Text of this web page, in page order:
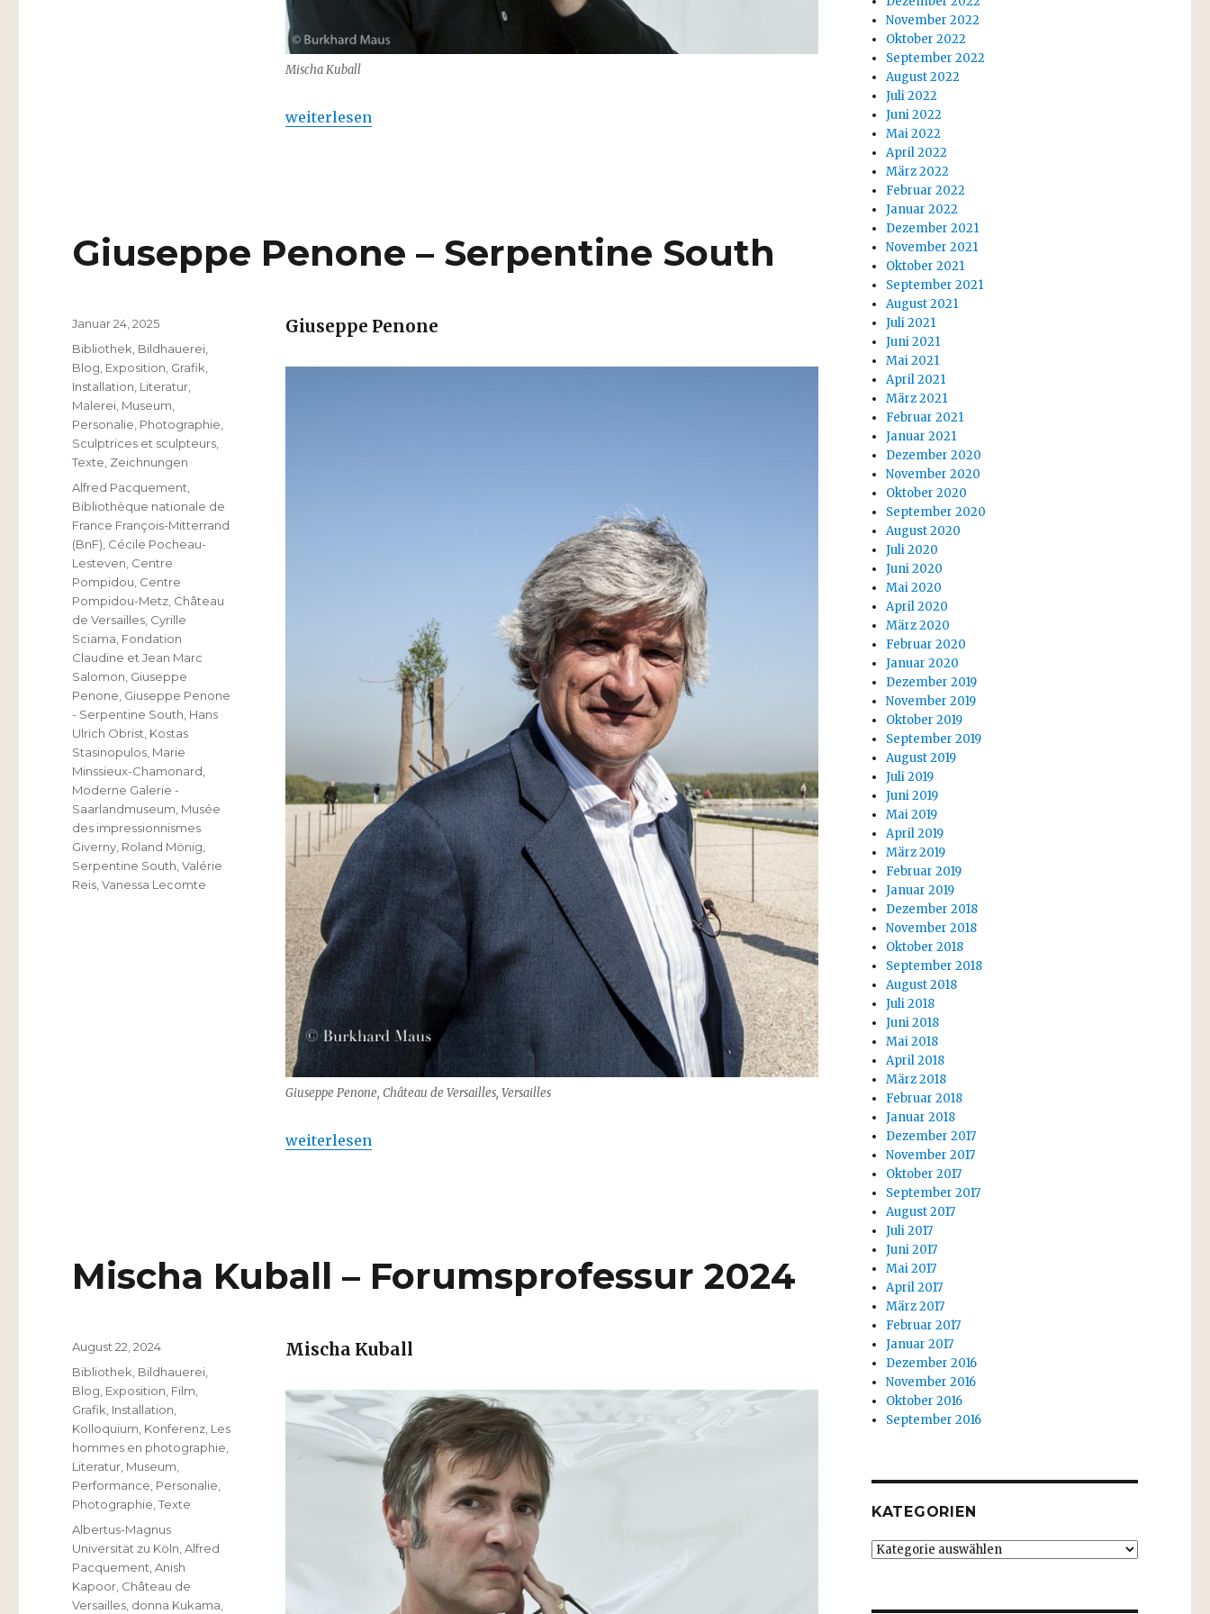
Mischa Kuball
„Mischa Kuball – 3 Interventionen (Dortmund)“
weiterlesen
Giuseppe Penone – Serpentine South
Giuseppe Penone
Giuseppe Penone, Château de Versailles, Versailles
„Giuseppe Penone – Serpentine South“
weiterlesen
Veröffentlicht
am
Januar 24, 2025
Kategorien
Bibliothek Bildhauerei
Blog Exposition Grafik
Installation Literatur
Malerei Museum
Personalie Photographie
Sculptrices et sculpteurs
Texte Zeichnungen
Schlagwörter
Alfred Pacquement
Bibliothèque nationale de
France François-Mitterrand
(BnF) Cécile Pocheau-
Lesteven Centre
Pompidou Centre
Pompidou-Metz Château
de Versailles Cyrille
Sciama Fondation
Claudine et Jean Marc
Salomon Giuseppe
Penone Giuseppe Penone
- Serpentine South Hans
Ulrich Obrist Kostas
Stasinopulos Marie
Minssieux-Chamonard
Moderne Galerie -
Saarlandmuseum Musée
des impressionnismes
Giverny Roland Mönig
Serpentine South ,Valérie
Reis ,Vanessa Lecomte
Mischa Kuball – Forumsprofessur 2024
Mischa Kuball
Veröffentlicht
am
August 22, 2024
Kategorien
Bibliothek Bildhauerei
Blog Exposition Film
Grafik Installation
Kolloquium Konferenz Les
hommes en photographie
Literatur Museum
Performance Personalie
Photographie ,Texte
Schlagwörter
Albertus-Magnus
Universität zu Köln ,Alfred
Pacquement ,Anish
Kapoor Château de
Versailles donna Kukama
November 2022
Oktober 2022
September 2022
August 2022
Juli 2022
Juni 2022
Mai 2022
April 2022
März 2022
Februar 2022
Januar 2022
Dezember 2021
November 2021
Oktober 2021
September 2021
August 2021
Juli 2021
Juni 2021
Mai 2021
April 2021
März 2021
Februar 2021
Januar 2021
Dezember 2020
November 2020
Oktober 2020
September 2020
August 2020
Juli 2020
Juni 2020
Mai 2020
April 2020
März 2020
Februar 2020
Januar 2020
Dezember 2019
November 2019
Oktober 2019
September 2019
August 2019
Juli 2019
Juni 2019
Mai 2019
April 2019
März 2019
Februar 2019
Januar 2019
Dezember 2018
November 2018
Oktober 2018
September 2018
August 2018
Juli 2018
Juni 2018
Mai 2018
April 2018
März 2018
Februar 2018
Januar 2018
Dezember 2017
November 2017
Oktober 2017
September 2017
August 2017
Juli 2017
Juni 2017
Mai 2017
April 2017
März 2017
Februar 2017
Januar 2017
Dezember 2016
November 2016
Oktober 2016
September 2016
KATEGORIEN
Kategorien